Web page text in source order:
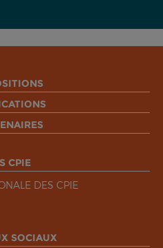
CPIE
DES CPIE
SOCIAUX